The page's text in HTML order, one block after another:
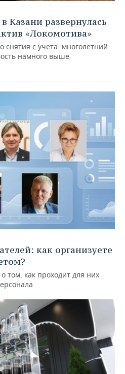
Казани развернулась
«Локомотива»
снятия с учета: многолетний
намного выше
как организуете
том, как проходит для них